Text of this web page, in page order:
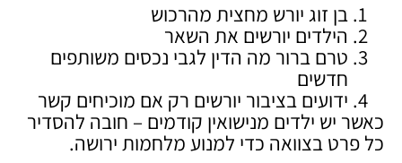
בן זוג יורש מחצית מהרכוש
הילדים יורשים את השאר
טרם ברור מה הדין לגבי נכסים משותפים
חדשים
ידועים בציבור יורשים רק אם מוכיחים קשר
כאשר יש ילדים מנישואין קודמים – חובה להסדיר
כל פרט בצוואה כדי למנוע מלחמות ירושה.